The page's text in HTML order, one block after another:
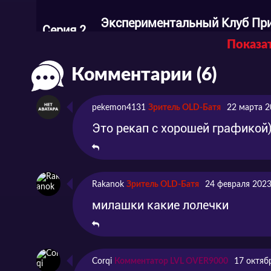
Серия 2
Экспериментальный Клуб
Серия 3 Давайте Взглянем на Сны
Серия 4 Эпизод 4
Серия 5
Серия 6
Эпизод 7
Комментарии (6)
pekemon4131 Зритель OLD-Батя 22 марта
Это рекап с хорошей графикой)
Rakanok Зритель OLD-Батя 24 февраля
милашки какие лолечки
Corqi Комментатор LVL OVER9000 17